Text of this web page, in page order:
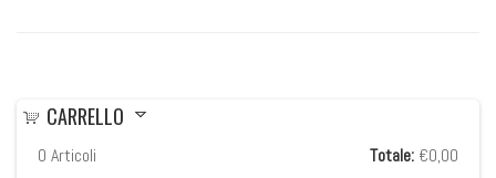
CARRELLO
0 Articoli Totale: €0,00